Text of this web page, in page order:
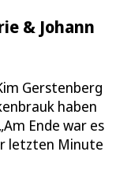
& Johann
Gerstenberg
haben
Ende war es
letzten Minute